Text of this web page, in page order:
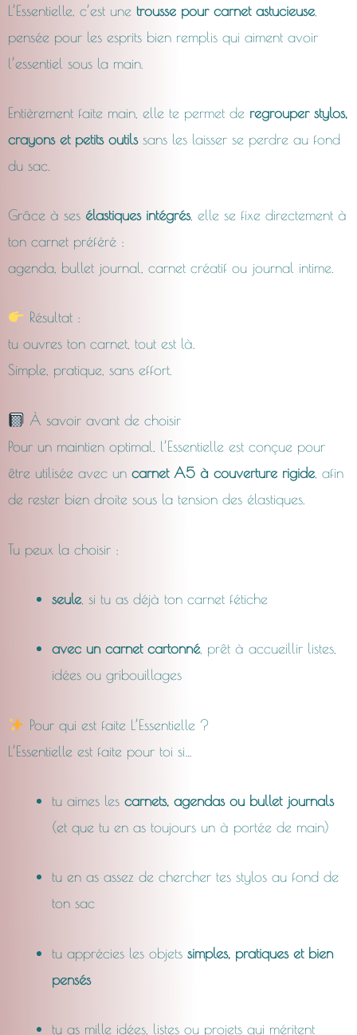
L’Essentielle, c’est une trousse pour carnet astucieuse
pensée pour les esprits bien remplis qui aiment avoir
l’essentiel sous la main.
Entièrement faite main, elle te permet de regrouper stylos,
crayons et petits outilssans les laisser se perdre au fond
du sac.
Grâce à ses élastiques intégrés, elle se fixe directement à
ton carnet préféré :
agenda, bullet journal, carnet créatif ou journal intime.
Résultat :
tu ouvres ton carnet, tout est là.
Simple, pratique, sans effort.
À savoir avant de choisir
Pour un maintien optimal, l’Essentielle est conçue pour
être utilisée avec un carnet A5 à couverture rigide , afin
de rester bien droite sous la tension des élastiques.
Tu peux la choisir :
seule, si tu as déjà ton carnet fétiche
avec un carnet cartonné, prêt à accueillir listes,
idées ou gribouillages
Pour qui est faite L’Essentielle ?
L’Essentielle est faite pour toi si…
tu aimes les carnets, agendas ou bullet journals
(et que tu en as toujours un à portée de main)
tu en as assez de chercher tes stylos au fond de
ton sac
tu apprécies les objets simples, pratiques et bien
pensés
tu as mille idées, listes ou projets qui méritent